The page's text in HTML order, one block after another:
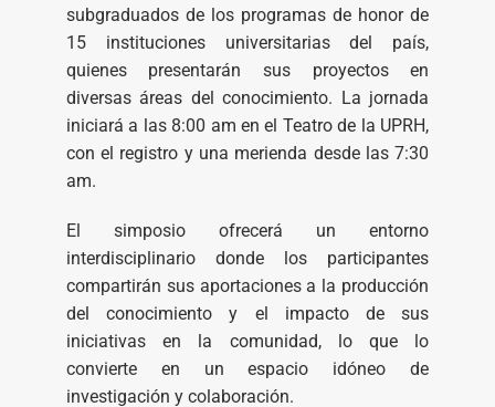
subgraduados de los programas de honor de
15 instituciones universitarias del país,
quienes presentarán sus proyectos en
diversas áreas del conocimiento. La jornada
iniciará a las 8:00 am en el Teatro de la UPRH,
con el registro y una merienda desde las 7:30
am.
El simposio ofrecerá un entorno
interdisciplinario donde los participantes
compartirán sus aportaciones a la producción
del conocimiento y el impacto de sus
iniciativas en la comunidad, lo que lo
convierte en un espacio idóneo de
investigación y colaboración.